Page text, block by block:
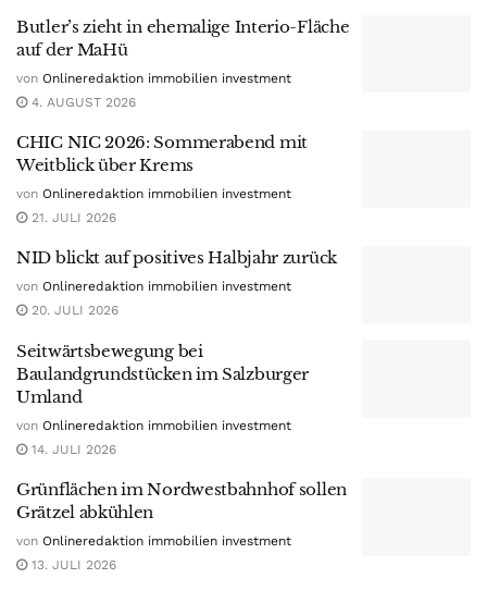
Butler’s zieht in ehemalige Interio-Fläche
auf der MaHü
von Onlineredaktion immobilien investment
4. AUGUST 2026
CHIC NIC 2026: Sommerabend mit
Weitblick über Krems
von Onlineredaktion immobilien investment
21. JULI 2026
NID blickt auf positives Halbjahr zurück
von Onlineredaktion immobilien investment
20. JULI 2026
Seitwärtsbewegung bei
Baulandgrundstücken im Salzburger
Umland
von Onlineredaktion immobilien investment
14. JULI 2026
Grünflächen im Nordwestbahnhof sollen
Grätzel abkühlen
von Onlineredaktion immobilien investment
13. JULI 2026